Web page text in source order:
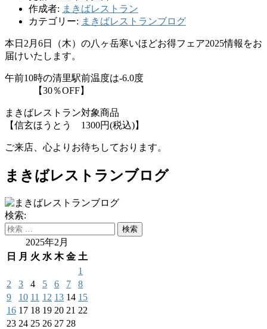
作成者: まきばレストラン
カテゴリー: まきばレストランブログ
本日2月6日（木）の八ヶ岳寒いほどお得フェア2025情報をお
届けいたします。
午前10時の清里駅前温度は-6.0度
【30％OFF】
まきばレストラン対象商品
【信玄ほうとう 1300円(税込)】
ご来店、心よりお待ちしております。
まきばレストランブログ
検索:
2025年2月
日
月 火 水 木 金 土
1
2
3 4 5 6 7
8
9
10 11 12 13 14 15
16 17 18 19 20 21 22
23 24 25 26 27 28